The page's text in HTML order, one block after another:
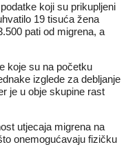
koji su prikupljeni
19 tisuća žena
pati od migrena, a
koje su na početku
izglede za debljanje
je u obje skupine rast
utjecaja migrena na
onemogućavaju fizičku